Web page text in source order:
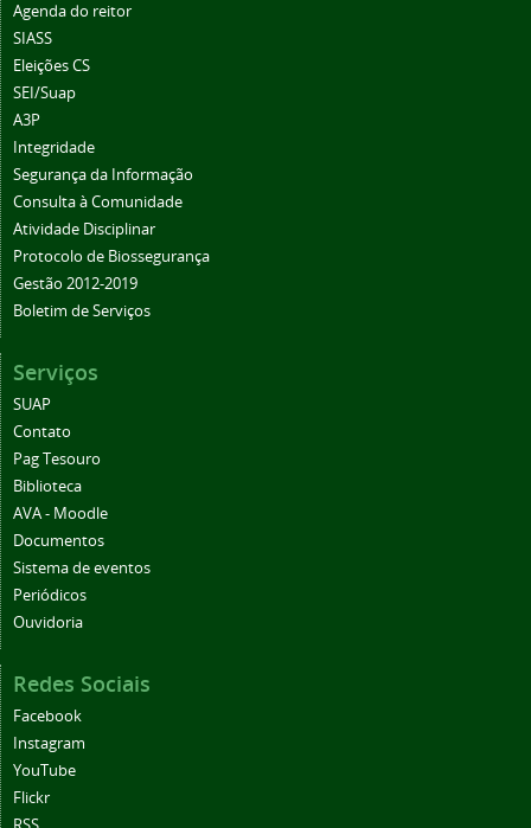
Agenda do reitor
SIASS
Eleições CS
SEI/Suap
A3P
Integridade
Segurança da Informação
Consulta à Comunidade
Atividade Disciplinar
Protocolo de Biossegurança
Gestão 2012-2019
Boletim de Serviços
Serviços
SUAP
Contato
Pag Tesouro
Biblioteca
AVA - Moodle
Documentos
Sistema de eventos
Periódicos
Ouvidoria
Redes Sociais
Facebook
Instagram
YouTube
Flickr